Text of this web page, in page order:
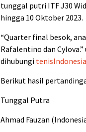
tunggal putri ITF J30
hingga 10 Oktober 2023.
“Quarter final besok,
Rafalentino dan Cylova.”
dihubungi
Berikut hasil
Tunggal Putra
Ahmad Fauzan